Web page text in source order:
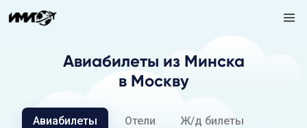
Авиабилеты из Минска
в Москву
Авиабилеты Отели Ж/д билеты